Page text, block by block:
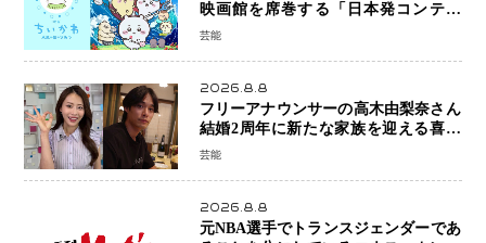
映画館を席巻する「日本発コンテン
ツ」の強さ スパイダーマン、モアナ
芸能
2026.8.8
フリーアナウンサーの高木由梨奈さん
結婚2周年に新たな家族を迎える喜び
を報告 夫・岸田タツヤさんと連名
芸能
2026.8.8
元NBA選手でトランスジェンダーであ